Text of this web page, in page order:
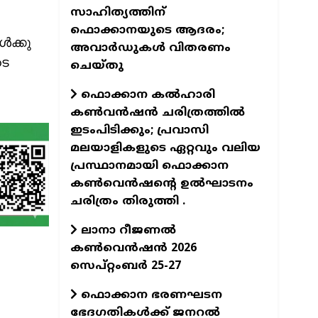
സാഹിത്യത്തിന്
ഫൊക്കാനയുടെ ആദരം;
അവാർഡുകൾ വിതരണം
ചെയ്തു
ഫൊക്കാന കൽഹാരി
കൺവൻഷൻ ചരിത്രത്തിൽ
ഇടംപിടിക്കും; പ്രവാസി
മലയാളികളുടെ ഏറ്റവും വലിയ
പ്രസ്ഥാനമായി ഫൊക്കാന
കൺവെൻഷന്റെ ഉൽഘാടനം
ചരിത്രം തിരുത്തി .
ലാനാ റീജണല്‍
കണ്‍വെന്‍ഷന്‍ 2026
സെപ്റ്റംബര്‍ 25-27
ഫൊക്കാന ഭരണഘടന
ഭേദഗതികൾക്ക് ജനറൽ